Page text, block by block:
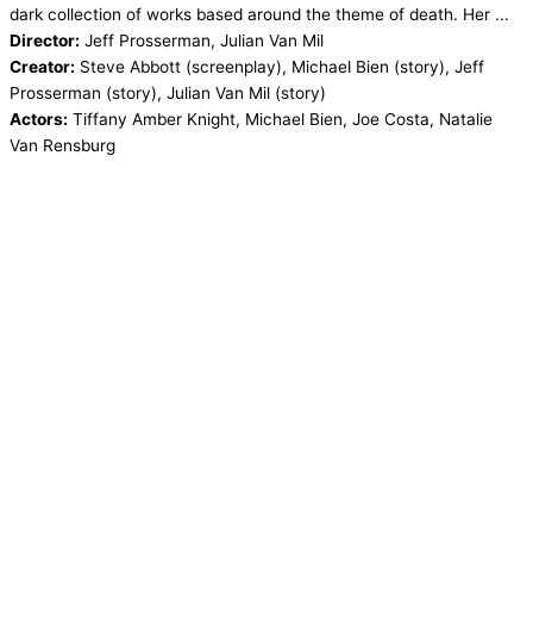
dark collection of works based around the theme of death. Her ...
Director: Jeff Prosserman, Julian Van Mil
Creator: Steve Abbott (screenplay), Michael Bien (story), Jeff
Prosserman (story), Julian Van Mil (story)
Actors: Tiffany Amber Knight, Michael Bien, Joe Costa, Natalie
Van Rensburg